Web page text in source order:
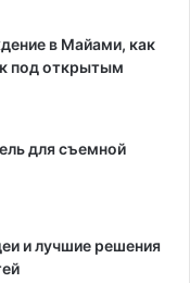
в Майами, как
под открытым
для съемной
и лучшие решения